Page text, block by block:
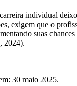
individual
exigem que o
suas
2024).
30 maio 2025.